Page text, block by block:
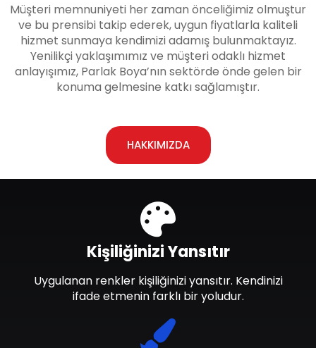
Müşteri memnuniyeti her zaman önceliğimiz olmuştur
ve bu prensibi takip ederek, uygun fiyatlarla kaliteli
hizmet sunmaya kendimizi adamış bulunmaktayız.
Yenilikçi yaklaşımımız ve müşteri odaklı hizmet
anlayışımız, Parlak Boya’nın sektörde önde gelen bir
konuma gelmesine katkı sağlamıştır.
HAKKIMIZDA
Kişiliğinizi Yansıtır
Uygulanan renkler kişiliğinizi yansıtır. Kendinizi
ifade etmenin farklı bir yoludur.